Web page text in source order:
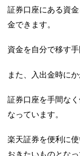
証券口座にある資
金できます。
資金を自分で移す
また、入出金時に
証券口座を手間な
なっています。
楽天証券を便利に